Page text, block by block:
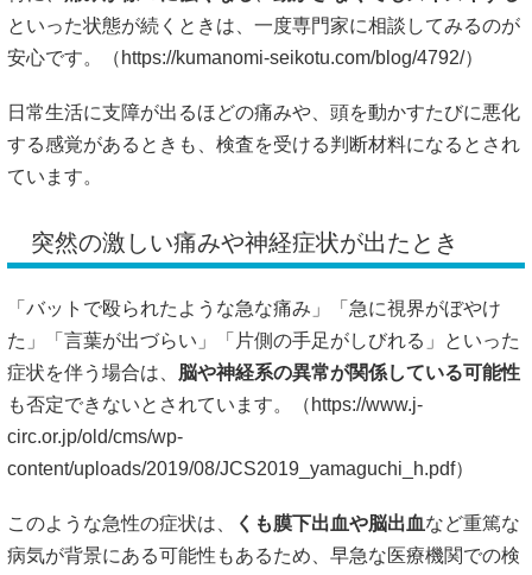
といった状態が続くときは、一度専門家に相談してみるのが
安心です。（ https://kumanomi-seikotu.com/blog/4792/）
日常生活に支障が出るほどの痛みや、頭を動かすたびに悪化
する感覚があるときも、検査を受ける判断材料になるとされ
ています。
突然の激しい痛みや神経症状が出たとき
「バットで殴られたような急な痛み」「急に視界がぼやけ
た」「言葉が出づらい」「片側の手足がしびれる」といった
症状を伴う場合は、 脳や神経系の異常が関係している可能性
も否定できないとされています。（ https://www.j-
circ.or.jp/old/cms/wp-
content/uploads/2019/08/JCS2019_yamaguchi_h.pdf）
このような急性の症状は、 くも膜下出血や脳出血など重篤な
病気が背景にある可能性もあるため、早急な医療機関での検